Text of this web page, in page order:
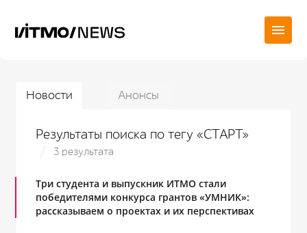
Новости Анонсы
Результаты поиска по тегу «СТАРТ»
3 результата
Три студента и выпускник ИТМО стали
победителями конкурса грантов «УМНИК»:
рассказываем о проектах и их перспективах